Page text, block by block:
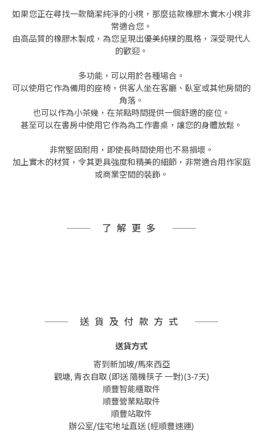
如果您正在尋找一款簡潔純淨的小櫈，那麼這款橡膠木實木小櫈非
常適合您。
由高品質的橡膠木製成，為您呈現出優美純樸的風格，深受現代人
的歡迎。
多功能，可以用於各種場合。
可以使用它作為備用的座椅，供客人坐在客廳、臥室或其他房間的
角落。
也可以作為小茶幾，在茶點時間提供一個舒適的座位。
甚至可以在書房中使用它作為為工作書桌，讓您的身體放鬆。
非常堅固耐用，即使長時間使用也不易損壞。
加上實木的材質，令其更具強度和精美的細節，非常適合用作家庭
或商業空間的裝飾。
了解更多
送貨及付款方式
送貨方式
寄到新加坡/馬來西亞
觀塘, 青衣自取 (即送 隨機筷子 一對)(3-7天)
順豐智能櫃取件
順豐營業點取件
順豐站取件
辦公室/住宅地址直送 (經順豐速運)